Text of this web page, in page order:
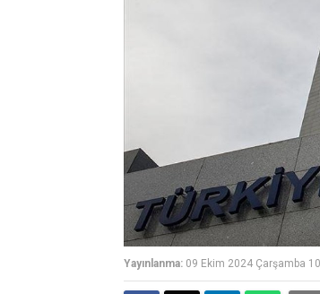
Yayınlanma: 09 Ekim 2024 Çarşamba